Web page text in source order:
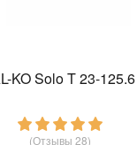
KO Solo T 23-
(Отзывы 28)